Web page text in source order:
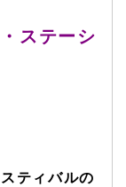
ステーシ
ティバルの